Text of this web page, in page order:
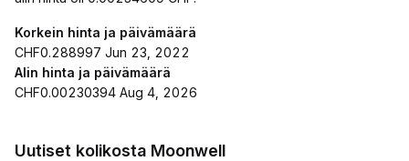
Korkein hinta ja päivämäärä
CHF0.288997 Jun 23, 2022
Alin hinta ja päivämäärä
CHF0.00230394 Aug 4, 2026
Uutiset kolikosta Moonwell